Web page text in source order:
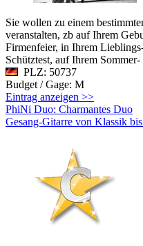
Sie wollen zu einem
veranstalten, zb auf Ihrem
Firmenfeier, in Ihrem
Schütztest, auf Ihrem
PLZ: 50737
Budget / Gage: M
Eintrag anzeigen >>
PhiNi Duo: Charmantes Duo
Gesang-Gitarre von Klassik